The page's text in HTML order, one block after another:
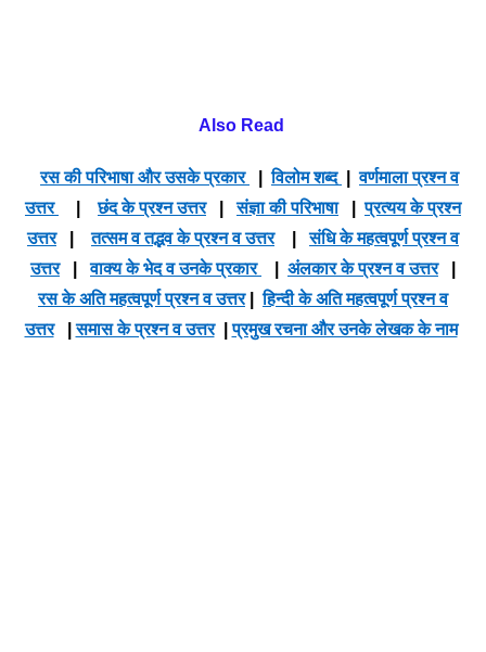
Also Read
रस की परिभाषा और उसके प्रकार |विलोम शब्द |वर्णमाला प्रश्न व
उत्तर
|छंद के प्रश्न उत्तर|संज्ञा की परिभाषा|प्रत्यय के प्रश्न
उत्तर|तत्सम व तद्भव के प्रश्न व उत्तर|संधि के महत्वपूर्ण प्रश्न व
उत्तर|वाक्य के भेद व उनके प्रकार अंलकार के प्रश्न व उत्तर|
रस के अति महत्वपूर्ण प्रश्न व उत्तर|हिन्दी के अति महत्वपूर्ण प्रश्न व
उत्तर|समास के प्रश्न व उत्तर|प्रमुख रचना और उनके लेखक के नाम